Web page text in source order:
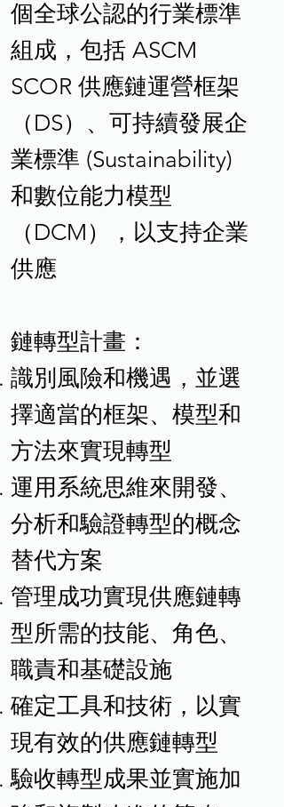
個全球公認的行業標準
組成，包括 ASCM
SCOR 供應鏈運營框架
（DS）、可持續發展企
業標準 (Sustainability)
和數位能力模型
（DCM），以支持企業
供應
鏈轉型計畫：
識別風險和機遇，並選
擇適當的框架、模型和
方法來實現轉型
運用系統思維來開發、
分析和驗證轉型的概念
替代方案
管理成功實現供應鏈轉
型所需的技能、角色、
職責和基礎設施
確定工具和技術，以實
現有效的供應鏈轉型
驗收轉型成果並實施加